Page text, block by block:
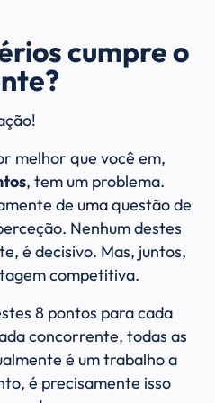
cumpre o
melhor que você em,
, tem um problema.
de uma questão de
Nenhum destes
é decisivo. Mas, juntos,
competitiva.
8 pontos para cada
concorrente, todas as
é um trabalho a
é precisamente isso